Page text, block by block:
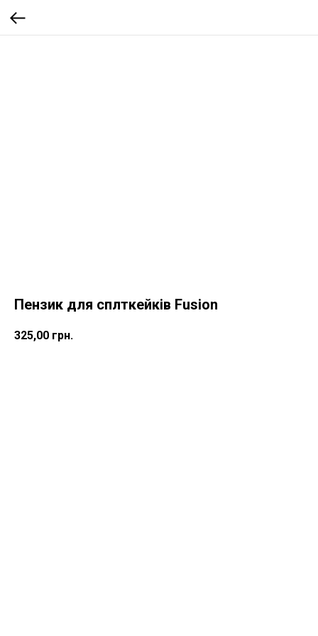
Пензик для сплткейків Fusion
325,00 грн.